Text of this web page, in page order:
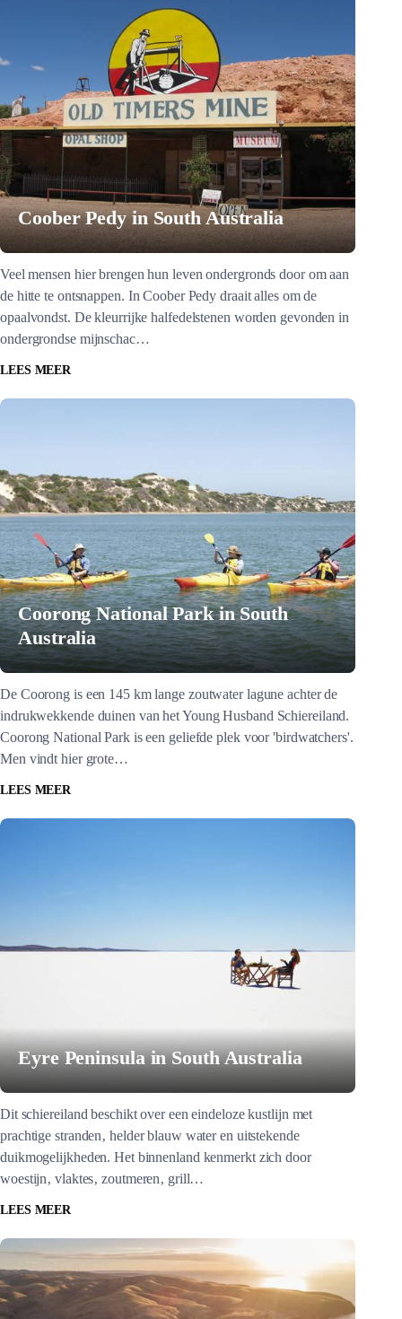
Coober Pedy in South Australia
Veel mensen hier brengen hun leven ondergronds door om aan
de hitte te ontsnappen. In Coober Pedy draait alles om de
opaalvondst. De kleurrijke halfedelstenen worden gevonden in
ondergrondse mijnschac…
LEES MEER
Coorong National Park in South
Australia
De Coorong is een 145 km lange zoutwater lagune achter de
indrukwekkende duinen van het Young Husband Schiereiland.
Coorong National Park is een geliefde plek voor 'birdwatchers'.
Men vindt hier grote…
LEES MEER
Eyre Peninsula in South Australia
Dit schiereiland beschikt over een eindeloze kustlijn met
prachtige stranden‚ helder blauw water en uitstekende
duikmogelijkheden. Het binnenland kenmerkt zich door
woestijn‚ vlaktes‚ zoutmeren‚ grill…
LEES MEER